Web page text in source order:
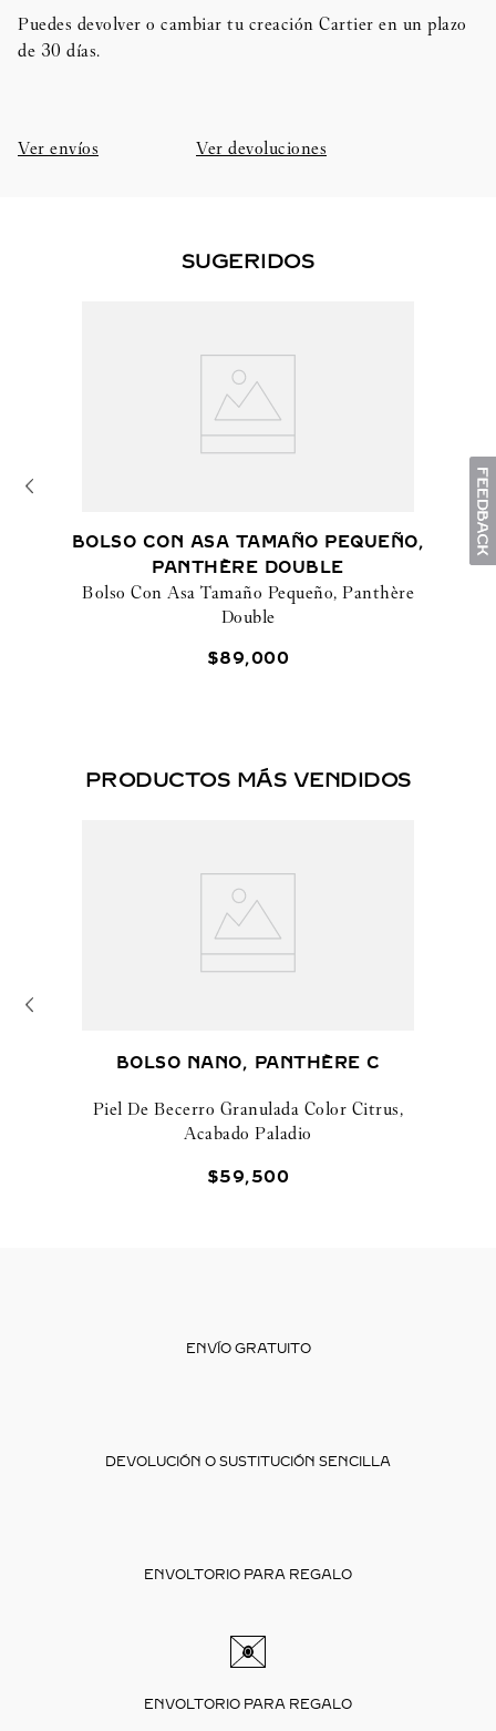
Puedes devolver o cambiar tu creación Cartier en un plazo
de 30 días.​
Ver envíos Ver devoluciones
SUGERIDOS
BOLSO CON ASA TAMAÑO PEQUEÑO,
PANTHÈRE DOUBLE
Bolso Con Asa Tamaño Pequeño, Panthère
Double
$89,000
PRODUCTOS MÁS VENDIDOS
BOLSO NANO, PANTHÈRE C
Piel De Becerro Granulada Color Citrus,
Acabado Paladio
$59,500
ENVÍO GRATUITO
DEVOLUCIÓN O SUSTITUCIÓN SENCILLA
ENVOLTORIO PARA REGALO
ENVOLTORIO PARA REGALO